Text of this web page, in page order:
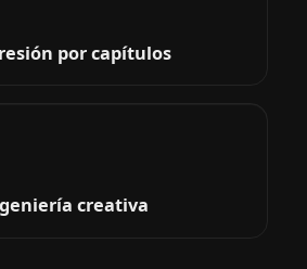
por capítulos
creativa